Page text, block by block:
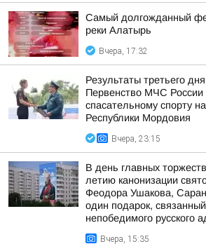
Самый долгожданный
реки Алатырь
Вчера, 17:32
Результаты третьего
Первенство МЧС России
спасательному спорту
Республики Мордовия
Вчера, 23:15
В день главных
летию канонизации
Феодора Ушакова,
один подарок,
непобедимого русского
Вчера, 15:35